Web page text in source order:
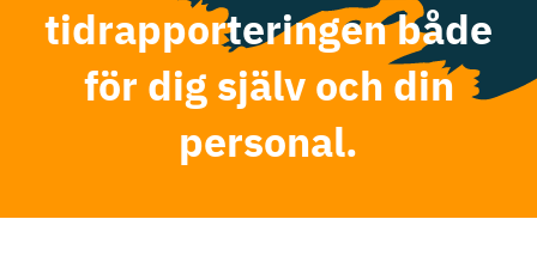
tidrapporteringen både
för dig själv och din
personal.